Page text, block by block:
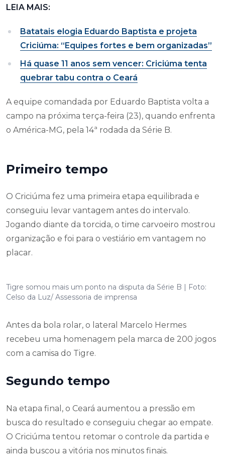
LEIA MAIS:
Batatais elogia Eduardo Baptista e projeta
Criciúma: “Equipes fortes e bem organizadas”
Há quase 11 anos sem vencer: Criciúma tenta
quebrar tabu contra o Ceará
A equipe comandada por Eduardo Baptista volta a
campo na próxima terça-feira (23), quando enfrenta
o América-MG, pela 14ª rodada da Série B.
Primeiro tempo
O Criciúma fez uma primeira etapa equilibrada e
conseguiu levar vantagem antes do intervalo.
Jogando diante da torcida, o time carvoeiro mostrou
organização e foi para o vestiário em vantagem no
placar.
Tigre somou mais um ponto na disputa da Série B | Foto:
Celso da Luz/ Assessoria de imprensa
Antes da bola rolar, o lateral Marcelo Hermes
recebeu uma homenagem pela marca de 200 jogos
com a camisa do Tigre.
Segundo tempo
Na etapa final, o Ceará aumentou a pressão em
busca do resultado e conseguiu chegar ao empate.
O Criciúma tentou retomar o controle da partida e
ainda buscou a vitória nos minutos finais.